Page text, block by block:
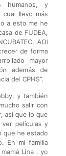
humanos, y
llevo más
a esto me he
de FUDEA,
AOI
de forma
mayor
además de
del CPHS”.
y también
salir con
asi que lo que
películas y
que he estado
En mi familia
Lina , yo